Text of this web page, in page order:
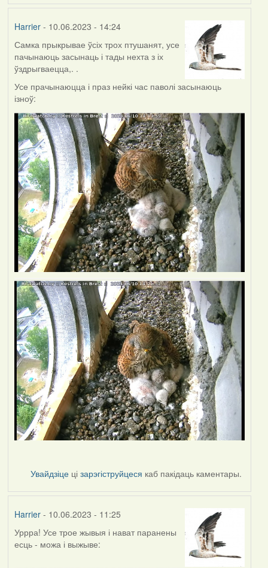
Harrier- 10.06.2023 - 14:24
Самка прыкрывае ўсіх трох птушанят, усе
пачынаюць засынаць і тады нехта з іх
ўздрыгваецца,. .
Усе прачынаюцца і праз нейкі час паволі засынаюць
ізноў:
Увайдзіце цізарэгіструйцеся каб пакідаць каментары.
Harrier- 10.06.2023 - 11:25
Уррра! Усе трое жывыя і нават паранены
есць - можа і выжыве: